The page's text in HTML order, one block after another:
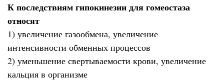
К последствиям гипокинезии для гомеостаза
относят
1) увеличение газообмена, увеличение
интенсивности обменных процессов
2) уменьшение свертываемости крови, увеличение
кальция в организме